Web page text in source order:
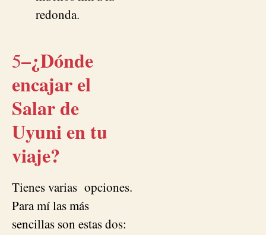
redonda.
5–¿Dónde
encajar el
Salar de
Uyuni en tu
viaje?
Tienes varias opciones.
Para mí las más
sencillas son estas dos: